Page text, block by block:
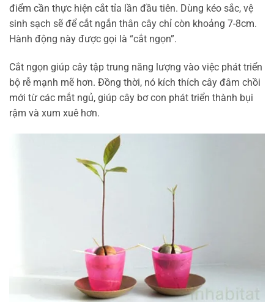
điểm cần thực hiện cắt tỉa lần đầu tiên. Dùng kéo sắc, vệ
sinh sạch sẽ để cắt ngắn thân cây chỉ còn khoảng 7-8cm.
Hành động này được gọi là “cắt ngọn”.
Cắt ngọn giúp cây tập trung năng lượng vào việc phát triển
bộ rễ mạnh mẽ hơn. Đồng thời, nó kích thích cây đâm chồi
mới từ các mắt ngủ, giúp cây bơ con phát triển thành bụi
rậm và xum xuê hơn.